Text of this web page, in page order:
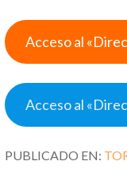
Acceso al
Acceso al
PUBLICADO EN: